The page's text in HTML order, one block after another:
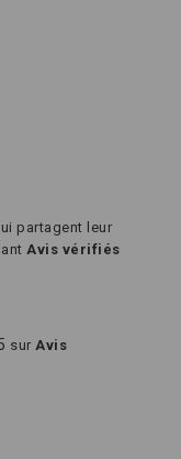
partagent leur
Avis vérifiés
surAvis